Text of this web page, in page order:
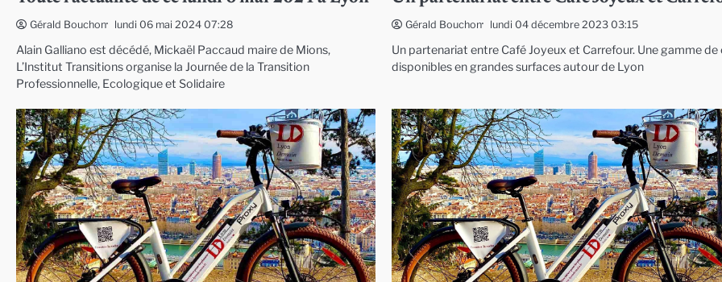
Gérald Bouchon lundi 06 mai 2024 07:28
Alain Galliano est décédé, Mickaël Paccaud maire de Mions,
L’Institut Transitions organise la Journée de la Transition
Professionnelle, Ecologique et Solidaire
Gérald Bouchon lundi 04 décembre 2023 03:15
Un partenariat entre Café Joyeux et Carrefour. Une gamme de
disponibles en grandes surfaces autour de Lyon